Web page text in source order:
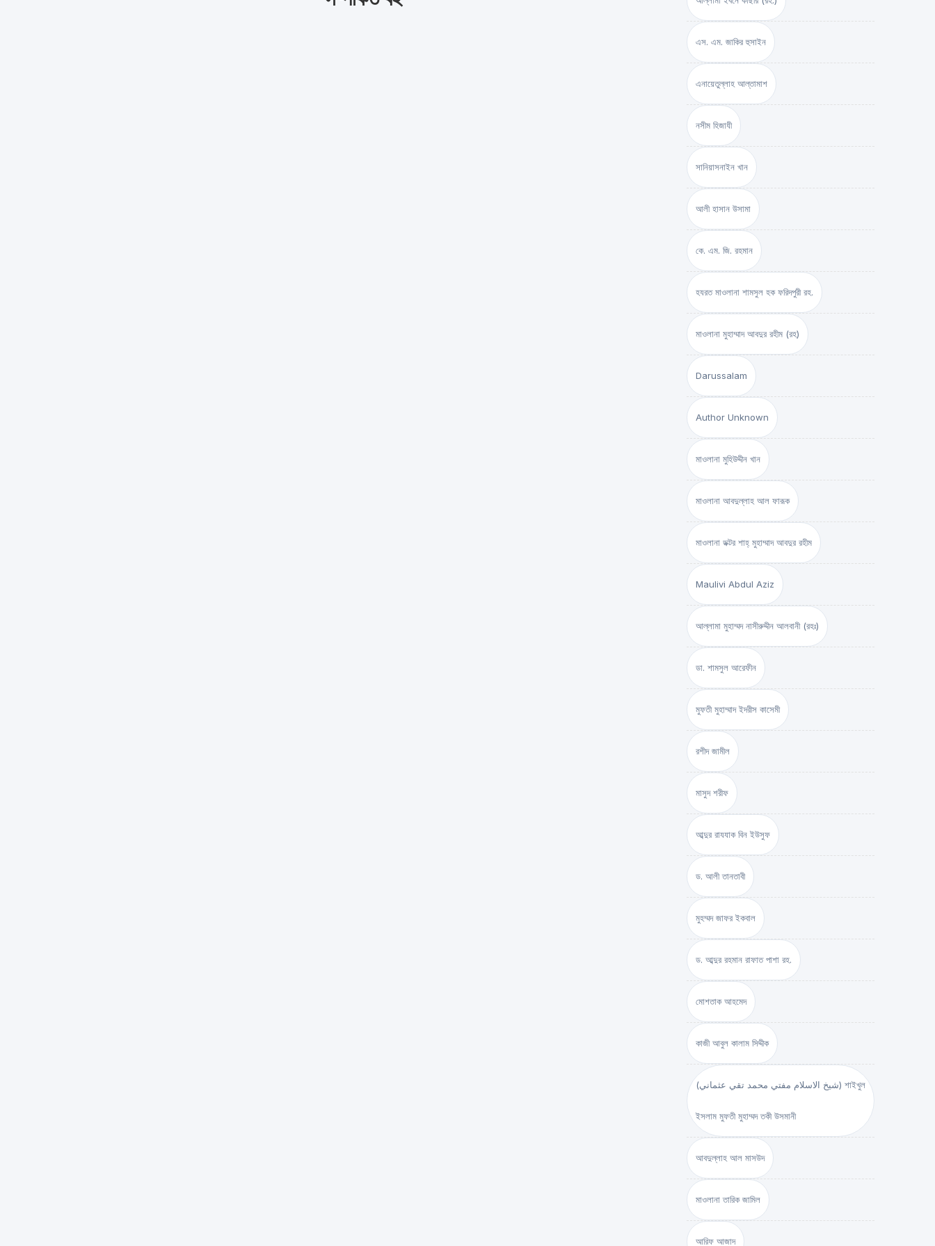
এস. এম. জাকির হুসাইন
এনায়েতুল্লাহ আল্‌তামাশ
নসীম হিজাযী
সানিয়াসনাইন খান
আলী হাসান উসামা
কে. এম. জি. রহমান
হযরত মাওলানা শামসুল হক ফরিদপুরী রহ.
মাওলানা মুহাম্মাদ আবদুর রহীম (রহ)
Darussalam
Author Unknown
মাওলানা মুহিউদ্দীন খান
মাওলানা আবদুল্লাহ আল ফারূক
মাওলানা ডক্টর শাহ্‌ মুহাম্মাদ আবদুর রহীম
Maulivi Abdul Aziz
আল্লামা মুহাম্মদ নাসীরুদ্দীন আলবানী (রহঃ)
ডা. শামসুল আরেফীন
মুফতী মুহাম্মাদ ইদরীস কাসেমী
রশীদ জামীল
মাসুদ শরীফ
আব্দুর রাযযাক বিন ইউসুফ
ড. আলী তানতাবী
মুহম্মদ জাফর ইকবাল
ড. আব্দুর রহমান রাফাত পাশা রহ.
মোশতাক আহমেদ
কাজী আবুল কালাম সিদ্দীক
(شيخ الاسلام مفتي محمد تقي عثماني) শাইখুল
ইসলাম মুফতী মুহাম্মদ তকী উসমানী
আবদুল্লাহ আল মাসউদ
মাওলানা তারিক জামিল
আরিফ আজাদ